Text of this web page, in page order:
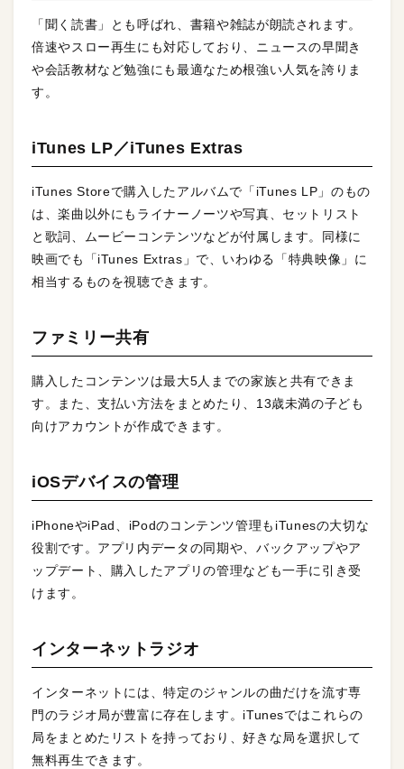
「聞く読書」とも呼ばれ、書籍や雑誌が朗読されます。
倍速やスロー再生にも対応しており、ニュースの早聞き
や会話教材など勉強にも最適なため根強い人気を誇りま
す。
iTunes LP／iTunes Extras
iTunes Storeで購入したアルバムで「iTunes LP」のもの
は、楽曲以外にもライナーノーツや写真、セットリスト
と歌詞、ムービーコンテンツなどが付属します。同様に
映画でも「iTunes Extras」で、いわゆる「特典映像」に
相当するものを視聴できます。
ファミリー共有
購入したコンテンツは最大5人までの家族と共有できま
す。また、支払い方法をまとめたり、13歳未満の子ども
向けアカウントが作成できます。
iOSデバイスの管理
iPhoneやiPad、iPodのコンテンツ管理もiTunesの大切な
役割です。アプリ内データの同期や、バックアップやア
ップデート、購入したアプリの管理なども一手に引き受
けます。
インターネットラジオ
インターネットには、特定のジャンルの曲だけを流す専
門のラジオ局が豊富に存在します。iTunesではこれらの
局をまとめたリストを持っており、好きな局を選択して
無料再生できます。